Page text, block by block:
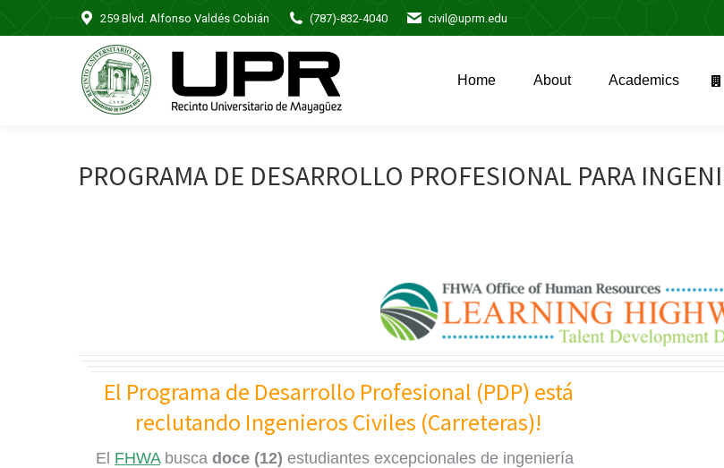
259 Blvd. Alfonso Valdés Cobián (787)-832-4040 civil@uprm.edu
Home About Academics
PROGRAMA DE DESARROLLO PROFESIONAL PARA
El Programa de Desarrollo Profesional (PDP) está
reclutando Ingenieros Civiles (Carreteras)!
El FHWAbusca doce (12) estudiantes excepcionales de ingeniería